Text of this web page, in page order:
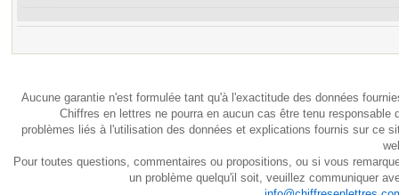
Aucune garantie n'est formulée tant qu'à l'exactitude des données
Chiffres en lettres ne pourra en aucun cas être tenu responsable
problèmes liés à l'utilisation des données et explications fournis sur ce
Pour toutes questions, commentaires ou propositions, ou si vous
un problème quelqu'il soit, veuillez communiquer